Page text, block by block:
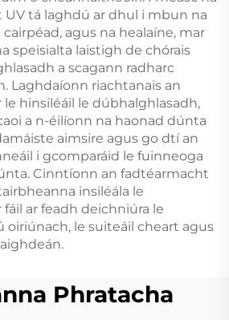
tá laghdú ar dhul i mbun na
agus na healaíne, mar
speisialta laistigh de chórais
a scagann radharc
Laghdaíonn riachtanais an
hinsiléáil le dúbhalghlasadh,
a n-éilíonn na haonad dúnta
aimsire agus go dtí an
i gcomparáid le fuinneoga
Cinntíonn an fadtéarmacht
insiléála le
ar feadh deichniúra le
le suiteáil cheart agus
Phratacha